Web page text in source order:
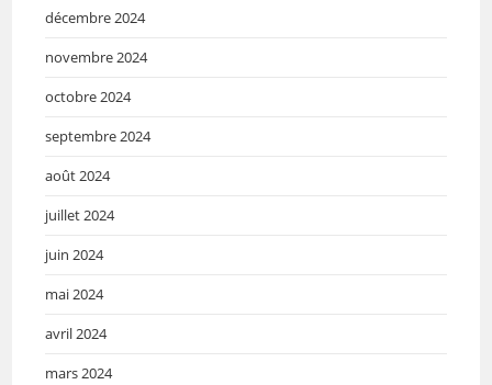
décembre 2024
novembre 2024
octobre 2024
septembre 2024
août 2024
juillet 2024
juin 2024
mai 2024
avril 2024
mars 2024